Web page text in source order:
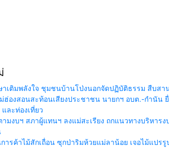
าเติมพลังใจ ชุมชนบ้านโป่งนอกจัดปฏิบัติธรรม สืบส
ฮ่องสอนสะท้อนเสียงประชาชน นายกฯ อบต.-กำนั
ละท่องเที่ยว
มงบฯ สภาผู้แทนฯ ลงแม่สะเรียง ถกแนวทางบริหาร
ารค้าไม้สักเถื่อน ซุกป่าริมห้วยแม่ลาน้อย เจอไม้แปร